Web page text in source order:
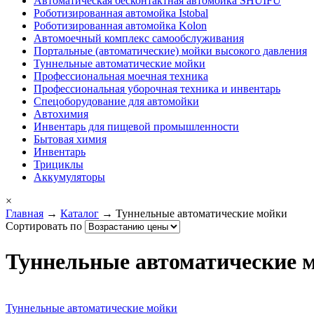
Роботизированная автомойка Istobal
Роботизированная автомойка Kolon
Автомоечный комплекс самообслуживания
Портальные (автоматические) мойки высокого давления
Туннельные автоматические мойки
Профессиональная моечная техника
Профессиональная уборочная техника и инвентарь
Спецоборудование для автомойки
Автохимия
Инвентарь для пищевой промышленности
Бытовая химия
Инвентарь
Трициклы
Аккумуляторы
×
Главная → Каталог → Туннельные автоматические мойки
Сортировать по
Туннельные автоматические
Туннельные автоматические мойки